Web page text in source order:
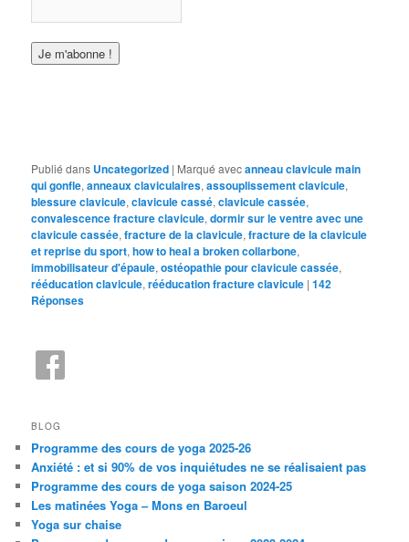
Publié dans Uncategorized | Marqué avecanneau clavicule main
qui gonfle,anneaux claviculaires,assouplissement clavicule,
blessure clavicule,clavicule cassé,clavicule cassée,
convalescence fracture clavicule,dormir sur le ventre avec une
clavicule cassée,fracture de la clavicule,fracture de la clavicule
et reprise du sport,how to heal a broken collarbone,
immobilisateur d'épaule,ostéopathie pour clavicule cassée,
rééducation clavicule,rééducation fracture clavicule |142
Réponses
BLOG
Programme des cours de yoga 2025-26
Anxiété : et si 90% de vos inquiétudes ne se réalisaient pas
Programme des cours de yoga saison 2024-25
Les matinées Yoga – Mons en Baroeul
Yoga sur chaise